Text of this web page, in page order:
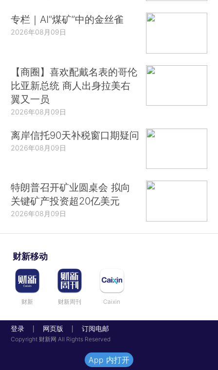
专栏｜AI“煤矿”中的金丝雀
2026年08月09日
【商圈】喜欢配戴名表的哥伦
比亚新总统 商人出身拉美右
翼又一员
2026年08月09日
离岸信托90天补税窗口期疑问
2026年08月09日
特朗普召开矿业圆桌会 拟向
关键矿产投资超20亿美元
2026年08月09日
财新移动
财新 财新周刊 Caixin
登录 网页版 订阅电邮
Copyright 财新网 All Rights Reserved
App 内打开